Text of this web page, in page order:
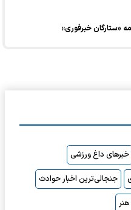
«ستارگان خبرفوری»
خبرهای داغ ورزشی
جنجالی‌ترین اخبار حوادث